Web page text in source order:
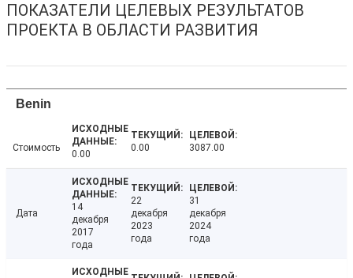
ПОКАЗАТЕЛИ ЦЕЛЕВЫХ РЕЗУЛЬТАТОВ
ПРОЕКТА В ОБЛАСТИ РАЗВИТИЯ
Benin
Стоимость
0.00
0.00 3087.00
Дата
14
декабря
2017
года
22
декабря
2023
года
31
декабря
2024
года